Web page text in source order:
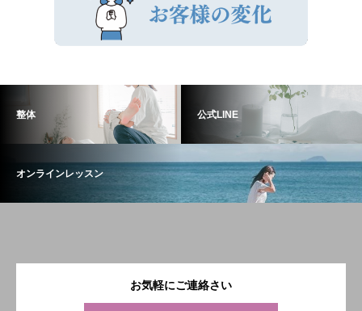
整体 公式LINE
オンラインレッスン
お気軽にご連絡さい